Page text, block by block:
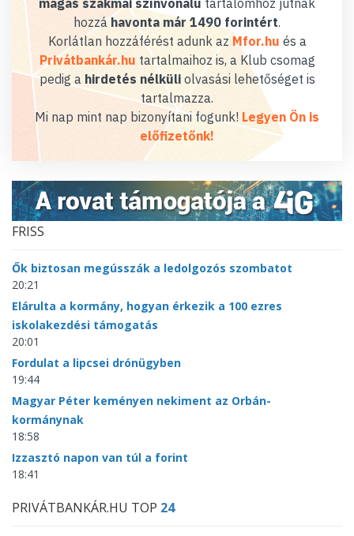
hozzáhavonta már 1490 forintért.
Korlátlan hozzáférést adunk az Mfor.hu és a
Privátbankár.hu tartalmaihoz is, a Klub csomag
pedig a hirdetés nélküliolvasási lehetőséget is
tartalmazza.
Mi nap mint nap bizonyítani fogunk! Legyen Ön is
előfizetőnk!
FRISS
Ők biztosan megússzák a ledolgozós szombatot
20:21
Elárulta a kormány, hogyan érkezik a 100 ezres
iskolakezdési támogatás
20:01
Fordulat a lipcsei drónügyben
19:44
Magyar Péter keményen nekiment az Orbán-
kormánynak
18:58
Izzasztó napon van túl a forint
18:41
PRIVÁTBANKÁR.HU TOP 24